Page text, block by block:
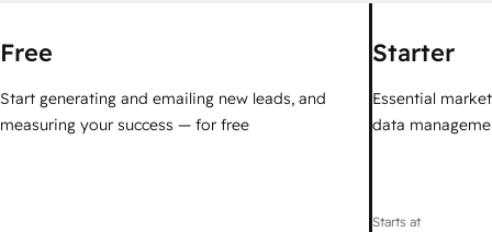
Free
Start generating and emailing new leads, and
measuring your success — for free
Starter
Essential
data
Starts at